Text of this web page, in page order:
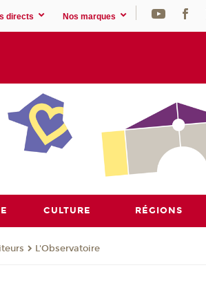
directs Nos marques
CULTURE RÉGIONS
L'Observatoire